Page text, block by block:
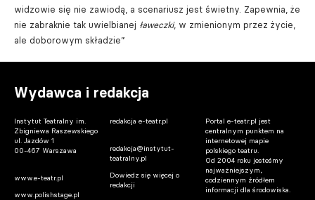
widzowie się nie zawiodą, a scenariusz jest świetny. Zapewnia, że
nie zabraknie tak uwielbianej ławeczki, w zmienionym przez życie,
ale doborowym składzie”
Wydawca i redakcja
Instytut Teatralny im.
Zbigniewa Raszewskiego
ul. Jazdów 1
00-467 Warszawa
www.e-teatr.pl
www.polishstage.pl
redakcja e-teatr.pl
redakcja@instytut-
teatralny.pl
Dowiedz się więcej o
redakcji
Portal e-teatr.pl jest
centralnym punktem na
internetowej mapie
polskiego teatru.
Od 2004 roku jesteśmy
najważniejszym,
codziennym źródłem
informacji dla środowiska.